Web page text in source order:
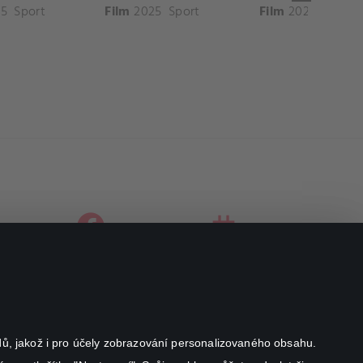
jakož i pro účely zobrazování personalizovaného obsahu.
Sport
Film 2025 Sport Film 2025
facebookinstagram